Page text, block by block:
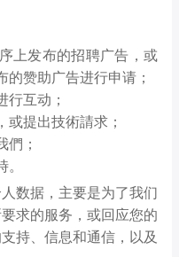
上发布的招聘广告，或
赞助广告进行申请；
互动；
提出技術請求；
；
数据，主要是为了我们
求的服务，或回应您的
持、信息和通信，以及